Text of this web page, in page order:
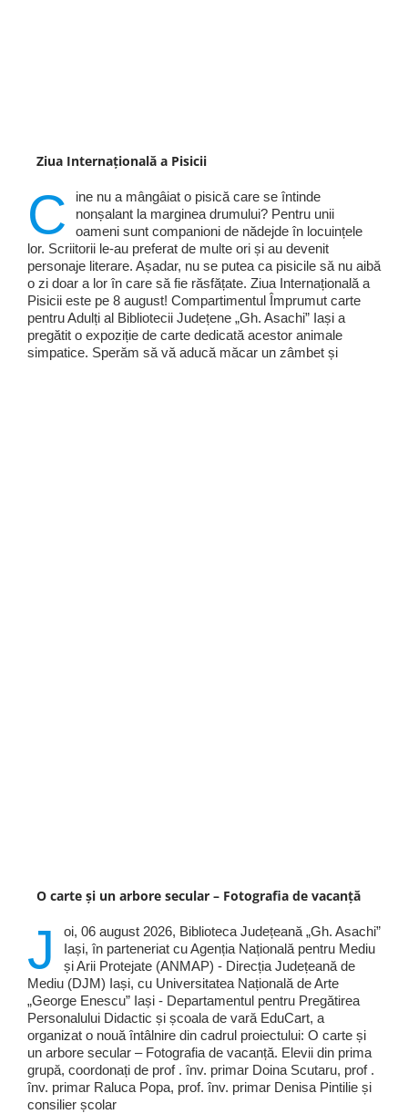
Ziua Internațională a Pisicii
C
ine nu a mângâiat o pisică care se întinde
nonșalant la marginea drumului? Pentru unii
oameni sunt companioni de nădejde în locuințele
lor. Scriitorii le-au preferat de multe ori și au devenit
personaje literare. Așadar, nu se putea ca pisicile să nu aibă
o zi doar a lor în care să fie răsfățate. Ziua Internațională a
Pisicii este pe 8 august! Compartimentul Împrumut carte
pentru Adulți al Bibliotecii Județene „Gh. Asachi” Iași a
pregătit o expoziție de carte dedicată acestor animale
simpatice. Sperăm să vă aducă măcar un zâmbet și
O carte și un arbore secular – Fotografia de vacanță
J
oi, 06 august 2026, Biblioteca Județeană „Gh. Asachi”
Iași, în parteneriat cu Agenția Națională pentru Mediu
și Arii Protejate (ANMAP) - Direcția Județeană de
Mediu (DJM) Iași, cu Universitatea Națională de Arte
„George Enescu” Iași - Departamentul pentru Pregătirea
Personalului Didactic și școala de vară EduCart, a
organizat o nouă întâlnire din cadrul proiectului: O carte și
un arbore secular – Fotografia de vacanță. Elevii din prima
grupă, coordonați de prof . înv. primar Doina Scutaru, prof .
înv. primar Raluca Popa, prof. înv. primar Denisa Pintilie și
consilier școlar